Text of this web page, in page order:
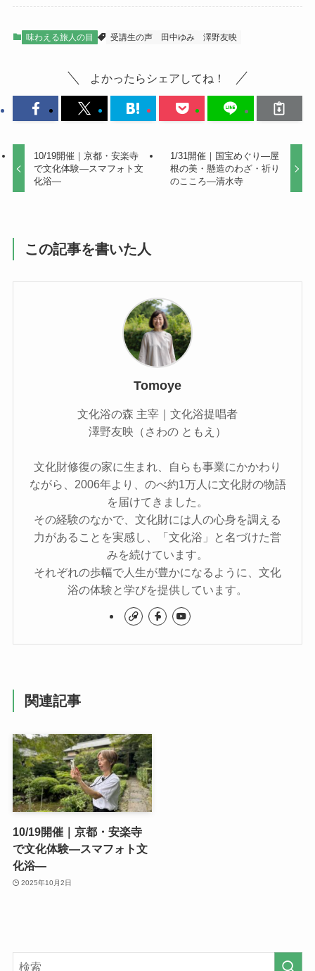
味わえる旅人の目 受講生の声 田中ゆみ 澤野友映
よかったらシェアしてね！
10/19開催｜京都・安楽寺
で文化体験―スマフォト文
化浴―
1/31開催｜国宝めぐり―屋
根の美・懸造のわざ・祈り
のこころ―清水寺
この記事を書いた人
Tomoye
文化浴の森 主宰｜文化浴提唱者
澤野友映（さわの ともえ）
文化財修復の家に生まれ、自らも事業にかかわり
ながら、2006年より、のべ約1万人に文化財の物語
を届けてきました。
その経験のなかで、文化財には人の心身を調える
力があることを実感し、「文化浴」と名づけた営
みを続けています。
それぞれの歩幅で人生が豊かになるように、文化
浴の体験と学びを提供しています。
関連記事
10/19開催｜京都・安楽寺
で文化体験―スマフォト文
化浴―
2025年10月2日